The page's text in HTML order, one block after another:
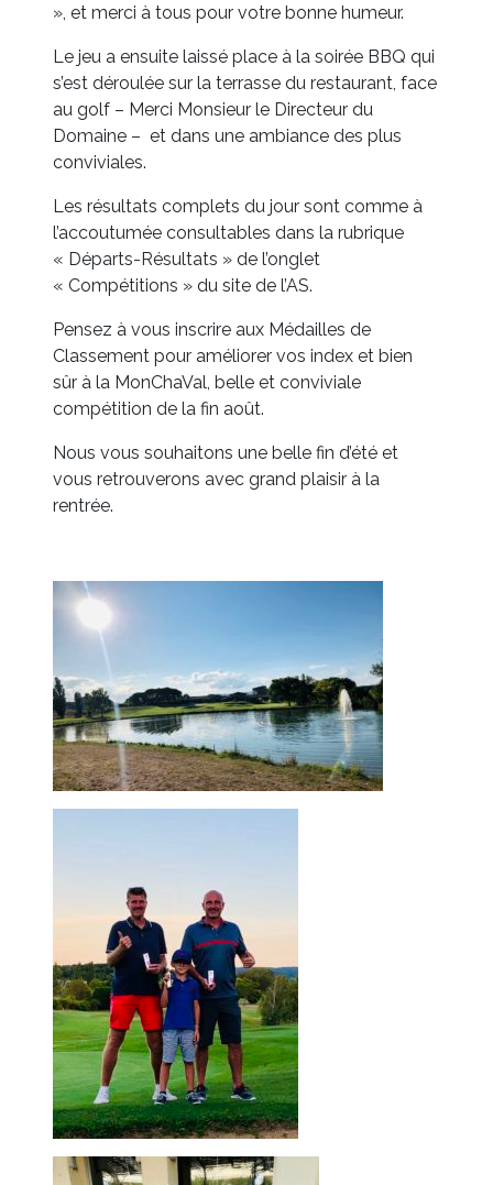
», et merci à tous pour votre bonne humeur.
Le jeu a ensuite laissé place à la soirée BBQ qui
s’est déroulée sur la terrasse du restaurant, face
au golf – Merci Monsieur le Directeur du
Domaine – et dans une ambiance des plus
conviviales.
Les résultats complets du jour sont comme à
l’accoutumée consultables dans la rubrique
« Départs-Résultats » de l’onglet
« Compétitions » du site de l’AS.
Pensez à vous inscrire aux Médailles de
Classement pour améliorer vos index et bien
sûr à la MonChaVal, belle et conviviale
compétition de la fin août.
Nous vous souhaitons une belle fin d’été et
vous retrouverons avec grand plaisir à la
rentrée.